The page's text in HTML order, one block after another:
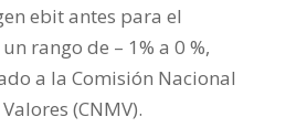
ebit antes para el
rango de – 1% a 0 %,
a la Comisión Nacional
(CNMV).